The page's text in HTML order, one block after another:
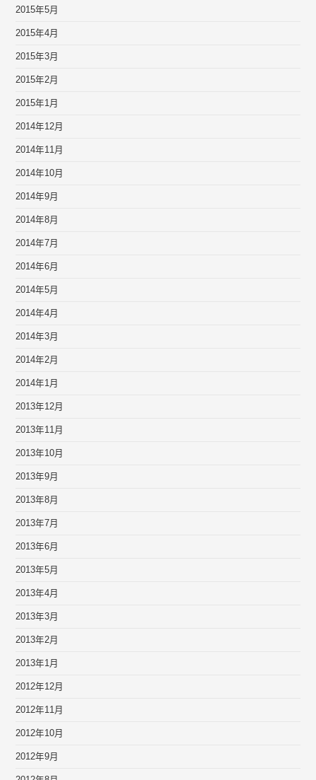
2015年5月
2015年4月
2015年3月
2015年2月
2015年1月
2014年12月
2014年11月
2014年10月
2014年9月
2014年8月
2014年7月
2014年6月
2014年5月
2014年4月
2014年3月
2014年2月
2014年1月
2013年12月
2013年11月
2013年10月
2013年9月
2013年8月
2013年7月
2013年6月
2013年5月
2013年4月
2013年3月
2013年2月
2013年1月
2012年12月
2012年11月
2012年10月
2012年9月